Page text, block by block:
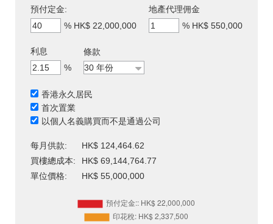
預付定金:
% HK$ 22,000,000
地產代理佣金
% HK$ 550,000
利息
%
條款
香港永久居民
首次置業
以個人名義購買而不是通過公司
每月供款:
HK$ 124,464.62
買樓總成本:
HK$ 69,144,764.77
單位價格:
HK$ 55,000,000